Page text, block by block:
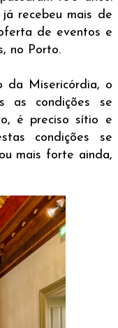
recebeu mais de
de eventos e
no Porto.
da Misericórdia, o
as condições se
é preciso sítio e
condições se
mais forte ainda,